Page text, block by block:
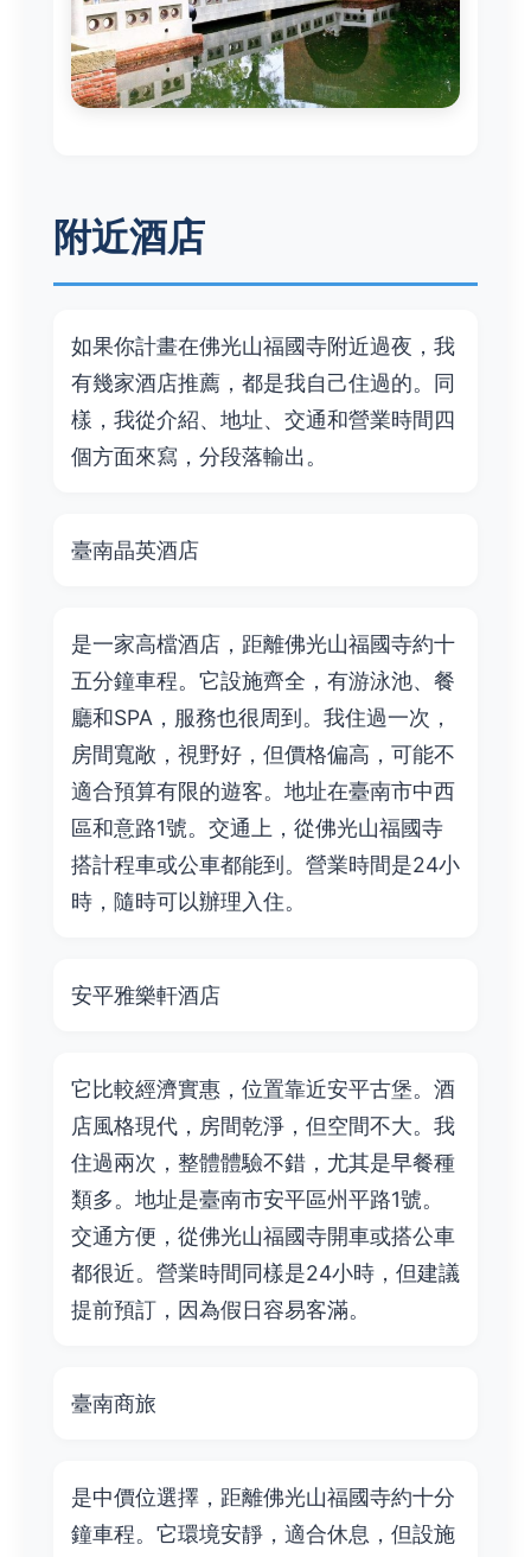
附近酒店
如果你計畫在佛光山福國寺附近過夜，我
有幾家酒店推薦，都是我自己住過的。同
樣，我從介紹、地址、交通和營業時間四
個方面來寫，分段落輸出。
臺南晶英酒店
是一家高檔酒店，距離佛光山福國寺約十
五分鐘車程。它設施齊全，有游泳池、餐
廳和SPA，服務也很周到。我住過一次，
房間寬敞，視野好，但價格偏高，可能不
適合預算有限的遊客。地址在臺南市中西
區和意路1號。交通上，從佛光山福國寺
搭計程車或公車都能到。營業時間是24小
時，隨時可以辦理入住。
安平雅樂軒酒店
它比較經濟實惠，位置靠近安平古堡。酒
店風格現代，房間乾淨，但空間不大。我
住過兩次，整體體驗不錯，尤其是早餐種
類多。地址是臺南市安平區州平路1號。
交通方便，從佛光山福國寺開車或搭公車
都很近。營業時間同樣是24小時，但建議
提前預訂，因為假日容易客滿。
臺南商旅
是中價位選擇，距離佛光山福國寺約十分
鐘車程。它環境安靜，適合休息，但設施